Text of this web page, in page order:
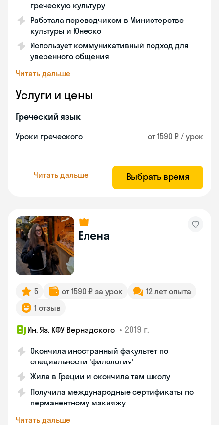
греческую культуру
Работала переводчиком в Министерстве
культуры и Юнеско
Использует коммуникативный подход для
уверенного общения
Читать дальше
Услуги и цены
Греческий язык
Уроки греческого от 1590 ₽ / урок
Читать дальше Выбрать время
Елена
5 от 1590 ₽ за урок
12 лет опыта
1 отзыв
Ин. Яз. КФУ Вернадского • 2019 г.
Окончила иностранный факультет по
специальности 'филология'
Жила в Греции и окончила там школу
Получила международные сертификаты по
перманентному макияжу
Читать дальше